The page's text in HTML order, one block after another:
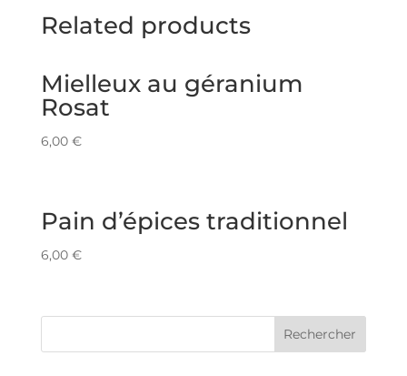
Related products
Mielleux au géranium
Rosat
6,00 €
Pain d’épices traditionnel
6,00 €
Rechercher